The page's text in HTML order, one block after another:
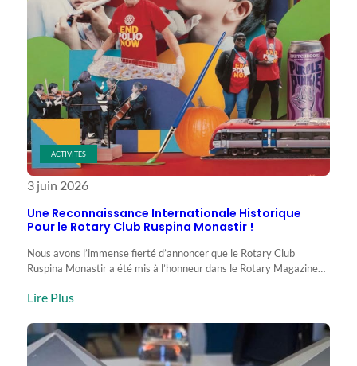
ACTIVITÉS
3 juin 2026
Une Reconnaissance Internationale Historique
Pour le Rotary Club Ruspina Monastir !
Nous avons l’immense fierté d’annoncer que le Rotary Club
Ruspina Monastir a été mis à l’honneur dans le Rotary Magazine…
Lire Plus:
Reconnaissance
Internationale